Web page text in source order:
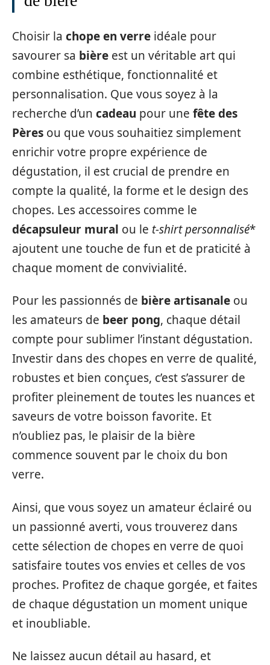
Choisir la chope en verre idéale pour
savourer sa bière est un véritable art qui
combine esthétique, fonctionnalité et
personnalisation. Que vous soyez à la
recherche d’un cadeau pour une fête des
Pères ou que vous souhaitiez simplement
enrichir votre propre expérience de
dégustation, il est crucial de prendre en
compte la qualité, la forme et le design des
chopes. Les accessoires comme le
décapsuleur mural ou le t-shirt personnalisé*
ajoutent une touche de fun et de praticité à
chaque moment de convivialité.
Pour les passionnés de bière artisanale ou
les amateurs de beer pong, chaque détail
compte pour sublimer l’instant dégustation.
Investir dans des chopes en verre de qualité,
robustes et bien conçues, c’est s’assurer de
profiter pleinement de toutes les nuances et
saveurs de votre boisson favorite. Et
n’oubliez pas, le plaisir de la bière
commence souvent par le choix du bon
verre.
Ainsi, que vous soyez un amateur éclairé ou
un passionné averti, vous trouverez dans
cette sélection de chopes en verre de quoi
satisfaire toutes vos envies et celles de vos
proches. Profitez de chaque gorgée, et faites
de chaque dégustation un moment unique
et inoubliable.
Ne laissez aucun détail au hasard, et